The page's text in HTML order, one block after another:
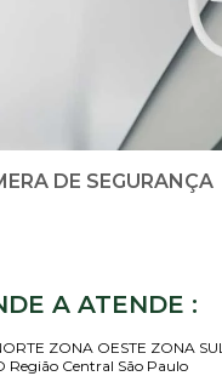
DE SEGURANÇA
A ATENDE :
ZONA OESTE ZONA SUL
Região Central São Paulo